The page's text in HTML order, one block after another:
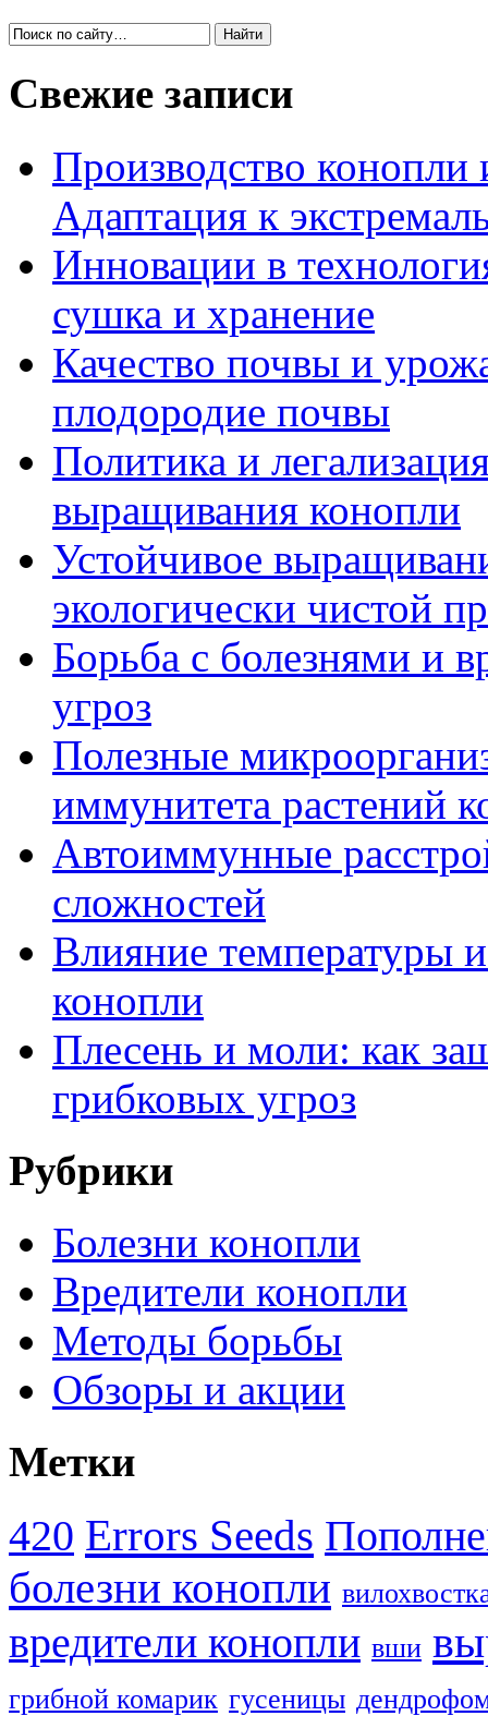
Свежие записи
Производство конопли
Адаптация к
Инновации в
сушка и хранение
Качество почвы и
плодородие почвы
Политика и
выращивания конопли
Устойчивое
экологически чистой
Борьба с болезнями и
угроз
Полезные
иммунитета растений
Автоиммунные
сложностей
Влияние температуры
конопли
Плесень и моли: как
грибковых угроз
Рубрики
Болезни конопли
Вредители конопли
Методы борьбы
Обзоры и акции
Метки
420 Errors Seeds
болезни конопли
вредители конопли вши
грибной комарик гусеницы